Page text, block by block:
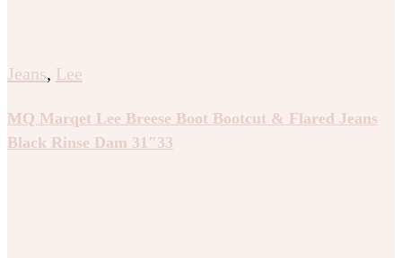
Jeans, Lee
MQ Marqet Lee Breese Boot Bootcut & Flared Jeans
Black Rinse Dam 31″33